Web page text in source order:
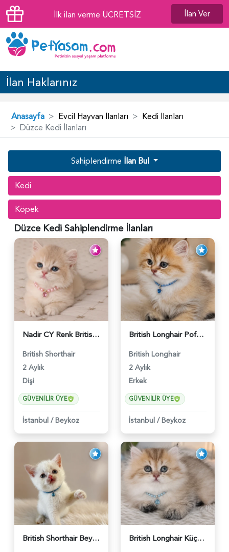
İlk ilan verme ÜCRETSİZ İlan Ver
İlan Haklarınız
Anasayfa Evcil Hayvan İlanları
Kedi İlanları
Düzce Kedi İlanları
Sahiplendirme İlan Bul
Kedi
Köpek
Düzce Kedi Sahiplendirme İlanları
Nadir CY Renk British Shorthair Prensesimiz - 6483
British Shorthair
2 Aylık
Dişi
GÜVENILIR ÜYE
İstanbul / Beykoz
British Longhair Pofuduk Yakışıklımız - 6481
British Longhair
2 Aylık
Erkek
GÜVENILIR ÜYE
İstanbul / Beykoz
British Shorthair Beyaz Pamuksu Yavrumuz - 6419 British Longhair Küçük Prens Yuva Arıyor - 6480